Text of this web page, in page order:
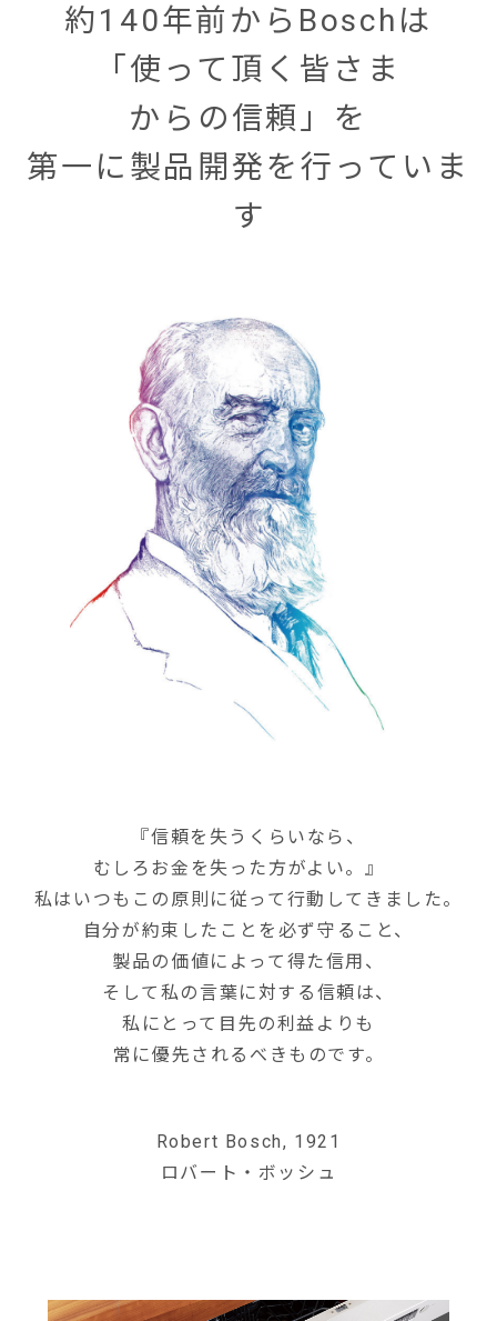
約140年前からBoschは
「使って頂く皆さま
からの信頼」を
第一に製品開発を行っていま
す
『信頼を失うくらいなら、
むしろお金を失った方がよい。』
私はいつもこの原則に従って行動してきました。
自分が約束したことを必ず守ること、
製品の価値によって得た信用、
そして私の言葉に対する信頼は、
私にとって目先の利益よりも
常に優先されるべきものです。
Robert Bosch, 1921
ロバート・ボッシュ